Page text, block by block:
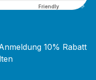
Friendly Captcha ⇗
10% Rabatt